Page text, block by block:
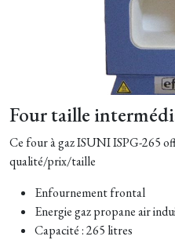
Four taille
Ce four à gaz ISUNI ISPG-265
qualité/prix/taille
Enfournement frontal
Energie gaz propane air
Capacité : 265 litres